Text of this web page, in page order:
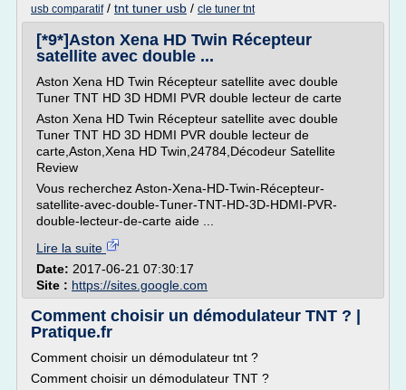
usb comparatif/ tnt tuner usb / cle tuner tnt
[*9*]Aston Xena HD Twin Récepteur
satellite avec double ...
Aston Xena HD Twin Récepteur satellite avec double
Tuner TNT HD 3D HDMI PVR double lecteur de carte
Aston Xena HD Twin Récepteur satellite avec double
Tuner TNT HD 3D HDMI PVR double lecteur de
carte,Aston,Xena HD Twin,24784,Décodeur Satellite
Review
Vous recherchez Aston-Xena-HD-Twin-Récepteur-
satellite-avec-double-Tuner-TNT-HD-3D-HDMI-PVR-
double-lecteur-de-carte aide ...
Lire la suite
Date: 2017-06-21 07:30:17
Site : https://sites.google.com
Comment choisir un démodulateur TNT ? |
Pratique.fr
Comment choisir un démodulateur tnt ?
Comment choisir un démodulateur TNT ?